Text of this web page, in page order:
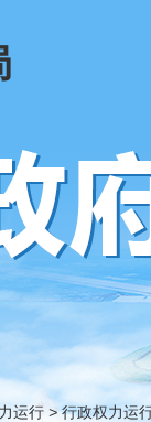
运行 > 行政权力运